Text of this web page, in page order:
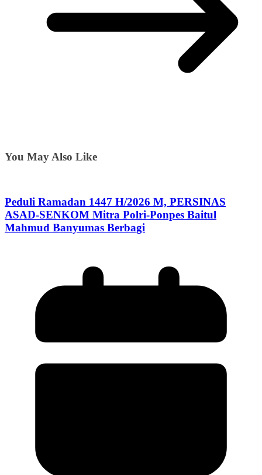
You May Also Like
Peduli Ramadan 1447 H/2026 M, PERSINAS
ASAD-SENKOM Mitra Polri-Ponpes Baitul
Mahmud Banyumas Berbagi